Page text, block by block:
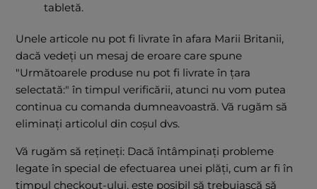
tabletă.
Unele articole nu pot fi livrate în afara Marii Britanii,
dacă vedeți un mesaj de eroare care spune
"Următoarele produse nu pot fi livrate în țara
selectată:" în timpul verificării, atunci nu vom putea
continua cu comanda dumneavoastră. Vă rugăm să
eliminați articolul din coșul dvs.
Vă rugăm să rețineți: Dacă întâmpinați probleme
legate în special de efectuarea unei plăți, cum ar fi în
timpul checkout-ului, este posibil să trebuiască să